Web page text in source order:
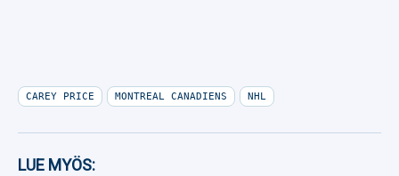
CAREY PRICE MONTREAL CANADIENS NHL
LUE MYÖS: